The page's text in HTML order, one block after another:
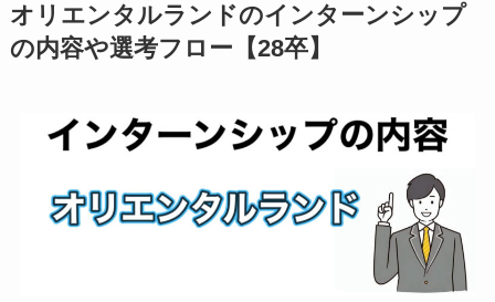
オリエンタルランドのインターンシップ
の内容や選考フロー【28卒】